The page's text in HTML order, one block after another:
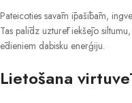
Pateicoties savām īpašībām,
Tas palīdz uzturēt iekšējo
ēdieniem dabisku enerģiju.
Lietošana virtuvē